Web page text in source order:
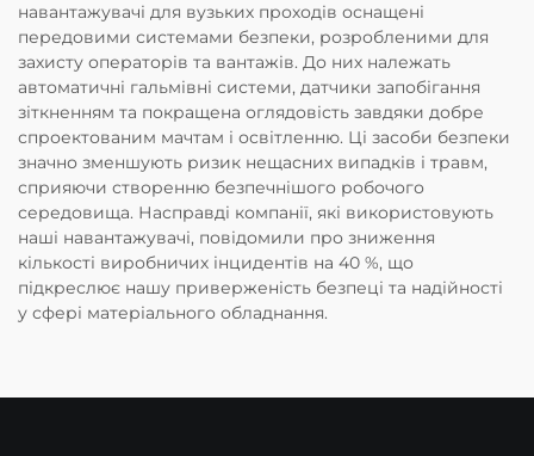
навантажувачі для вузьких проходів оснащені
передовими системами безпеки, розробленими для
захисту операторів та вантажів. До них належать
автоматичні гальмівні системи, датчики запобігання
зіткненням та покращена оглядовість завдяки добре
спроектованим мачтам і освітленню. Ці засоби безпеки
значно зменшують ризик нещасних випадків і травм,
сприяючи створенню безпечнішого робочого
середовища. Насправді компанії, які використовують
наші навантажувачі, повідомили про зниження
кількості виробничих інцидентів на 40 %, що
підкреслює нашу приверженість безпеці та надійності
у сфері матеріального обладнання.